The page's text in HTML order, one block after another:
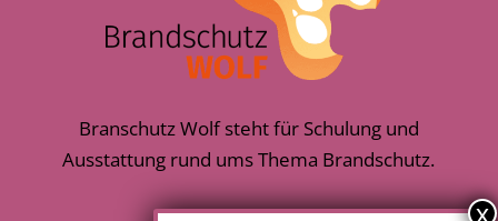
Branschutz Wolf steht für Schulung und
Ausstattung rund ums Thema Brandschutz.